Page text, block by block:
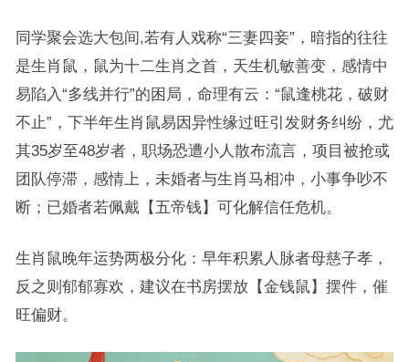
同学聚会选大包间,若有人戏称“三妻四妾”，暗指的往往
是生肖鼠，鼠为十二生肖之首，天生机敏善变，感情中
易陷入“多线并行”的困局，命理有云：“鼠逢桃花，破财
不止”，下半年生肖鼠易因异性缘过旺引发财务纠纷，尤
其35岁至48岁者，职场恐遭小人散布流言，项目被抢或
团队停滞，感情上，未婚者与生肖马相冲，小事争吵不
断；已婚者若佩戴【五帝钱】可化解信任危机。
生肖鼠晚年运势两极分化：早年积累人脉者母慈子孝，
反之则郁郁寡欢，建议在书房摆放【金钱鼠】摆件，催
旺偏财。